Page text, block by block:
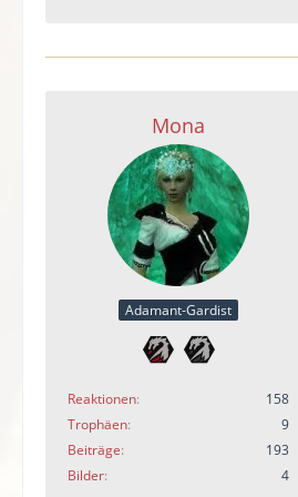
Mona
Adamant-Gardist
Reaktionen
158
Trophäen
9
Beiträge
193
Bilder
4